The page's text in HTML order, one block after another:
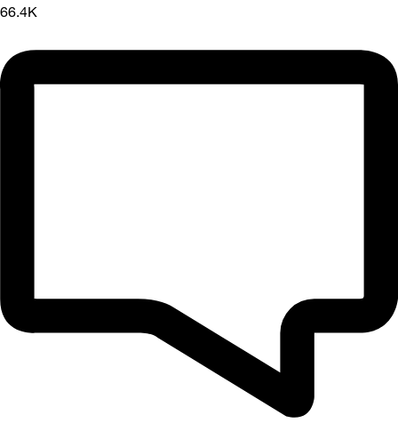
66.4K